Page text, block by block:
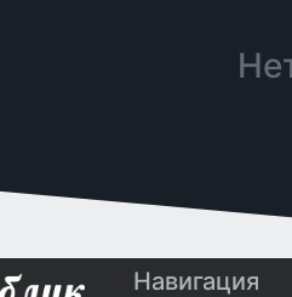
Навигация